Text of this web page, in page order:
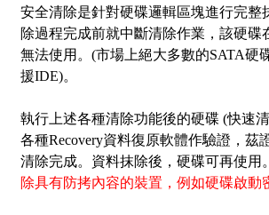
安全清除是針對硬碟邏輯區塊進行完整
除過程完成前就中斷清除作業，該硬碟
無法使用。(市場上絕大多數的SATA硬
援IDE)。
執行上述各種清除功能後的硬碟 (快速
各種Recovery資料復原軟體作驗證，茲
清除完成。資料抹除後，硬碟可再使用。
除具有防拷內容的裝置，例如硬碟啟動